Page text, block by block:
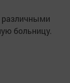
различными
больницу.